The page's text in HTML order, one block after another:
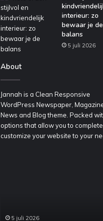
interieur: zo
bewaar je de
balans
5 juli 2026
About
Jannah is a Clean Responsive
WordPress Newspaper,
News and Blog theme. Packed
options that allow you to
customize your website to your
5 juli 2026